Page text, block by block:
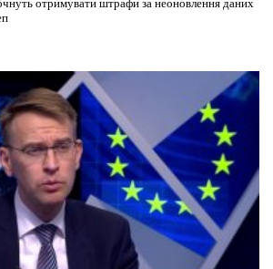
отримувати штрафи за неоновлення даних